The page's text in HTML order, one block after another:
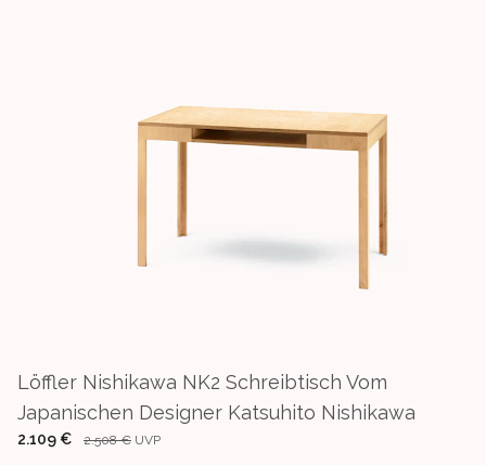
Löffler Nishikawa NK2 Schreibtisch Vom
Japanischen Designer Katsuhito Nishikawa
2.109 € 2.508 € UVP